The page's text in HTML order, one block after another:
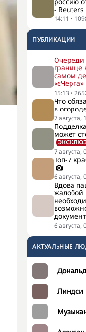
- Reuters
14:11 •
ПУБЛИКАЦИИ
Очереди
границе
самом
«єЧерга»
15:13 •
Что
в
7 августа,
может
7 августа,
Топ-7
6 августа,
Вдова
жалобой
6 августа,
АКТУАЛЬНЫЕ
Линдси